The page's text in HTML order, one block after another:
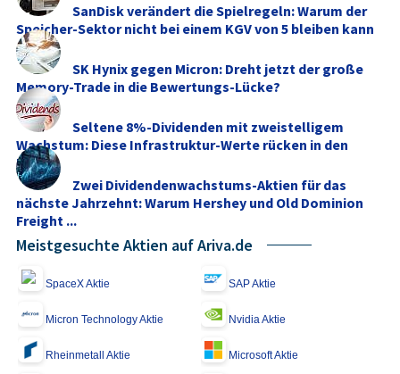
SanDisk verändert die Spielregeln: Warum der
Speicher-Sektor nicht bei einem KGV von 5 bleiben kann
SK Hynix gegen Micron: Dreht jetzt der große
Memory‑Trade in die Bewertungs-Lücke?
Seltene 8%-Dividenden mit zweistelligem
Wachstum: Diese Infrastruktur-Werte rücken in den
Fokus
Zwei Dividendenwachstums-Aktien für das
nächste Jahrzehnt: Warum Hershey und Old Dominion
Freight ...
Meistgesuchte Aktien auf Ariva.de
SpaceX Aktie SAP Aktie
Micron Technology Aktie Nvidia Aktie
Rheinmetall Aktie Microsoft Aktie